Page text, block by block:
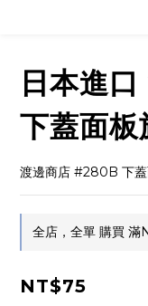
日本進
下蓋面板
渡邊商店 #280B 下蓋
全店，全單 購買
NT$75